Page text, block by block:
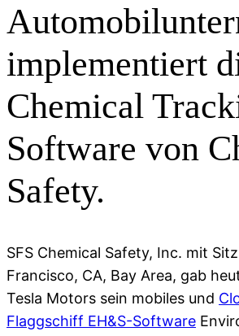
implementiert
Chemical
Software von
Safety.
SFS Chemical Safety, Inc. mit
Francisco, CA, Bay Area, gab
Tesla Motors sein mobiles und
Flaggschiff EH&S-Software